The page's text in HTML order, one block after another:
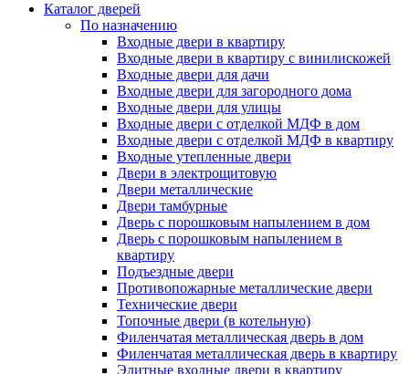
Каталог дверей
По назначению
Входные двери в квартиру
Входные двери в квартиру с винилискожей
Входные двери для дачи
Входные двери для загородного дома
Входные двери для улицы
Входные двери с отделкой МДФ в дом
Входные двери с отделкой МДФ в квартиру
Входные утепленные двери
Двери в электрощитовую
Двери металлические
Двери тамбурные
Дверь с порошковым напылением в дом
Дверь с порошковым напылением в
квартиру
Подъездные двери
Противопожарные металлические двери
Технические двери
Топочные двери (в котельную)
Филенчатая металлическая дверь в дом
Филенчатая металлическая дверь в квартиру
Элитные входные двери в квартиру